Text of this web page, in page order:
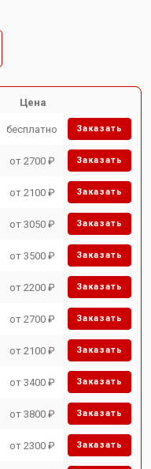
Цена
бесплатно Заказать
от 2700 ₽ Заказать
от 2100 ₽ Заказать
от 3050 ₽ Заказать
от 3500 ₽ Заказать
от 2200 ₽ Заказать
от 2700 ₽ Заказать
от 2100 ₽ Заказать
от 3400 ₽ Заказать
от 3800 ₽ Заказать
от 2300 ₽ Заказать